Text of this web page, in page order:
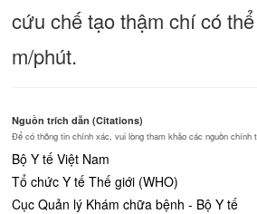
cứu chế tạo thậm chí có
m/phút.
Nguồn trích dẫn (Citations)
Để có thông tin chính xác, vui lòng tham khảo các nguồn chính
Bộ Y tế Việt Nam
Tổ chức Y tế Thế giới (WHO)
Cục Quản lý Khám chữa bệnh - Bộ Y tế